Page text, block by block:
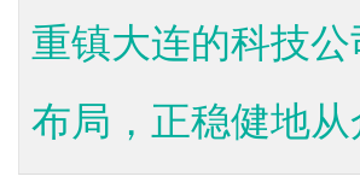
重镇大连的科技
布局，正稳健地从